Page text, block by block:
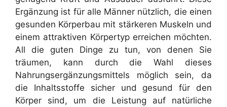
Ergänzung ist für alle Männer nützlich, die einen
gesunden Körperbau mit stärkeren Muskeln und
einem attraktiven Körpertyp erreichen möchten.
All die guten Dinge zu tun, von denen Sie
träumen, kann durch die Wahl dieses
Nahrungsergänzungsmittels möglich sein, da
die Inhaltsstoffe sicher und gesund für den
Körper sind, um die Leistung auf natürliche